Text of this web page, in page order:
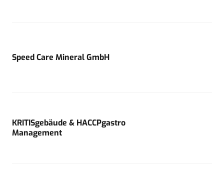
Speed Care Mineral GmbH
KRITISgebäude & HACCPgastro
Management